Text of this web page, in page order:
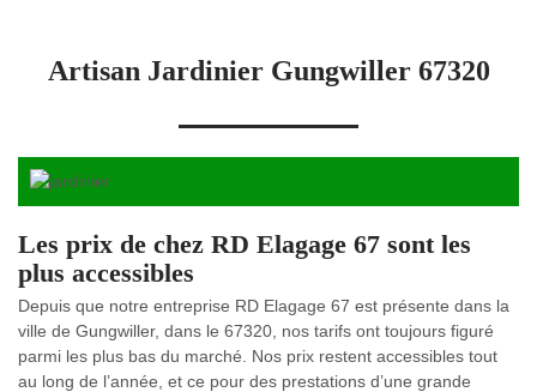
Artisan Jardinier Gungwiller 67320
Les prix de chez RD Elagage 67 sont les
plus accessibles
Depuis que notre entreprise RD Elagage 67 est présente dans la
ville de Gungwiller, dans le 67320, nos tarifs ont toujours figuré
parmi les plus bas du marché. Nos prix restent accessibles tout
au long de l’année, et ce pour des prestations d’une grande